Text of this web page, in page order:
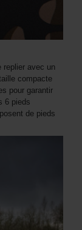
replier avec un
compacte
pour garantir
6 pieds
de pieds